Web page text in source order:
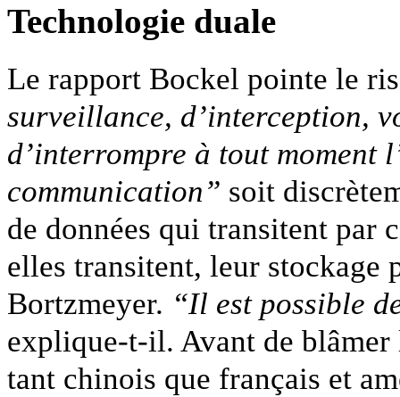
Technologie duale
Le rapport Bockel pointe le
surveillance, d’interception,
d’interrompre à tout moment
communication” soit
de données qui transitent par
elles transitent, leur stockage
Bortzmeyer. “Il est possible
explique-t-il. Avant de blâmer
tant chinois que français et